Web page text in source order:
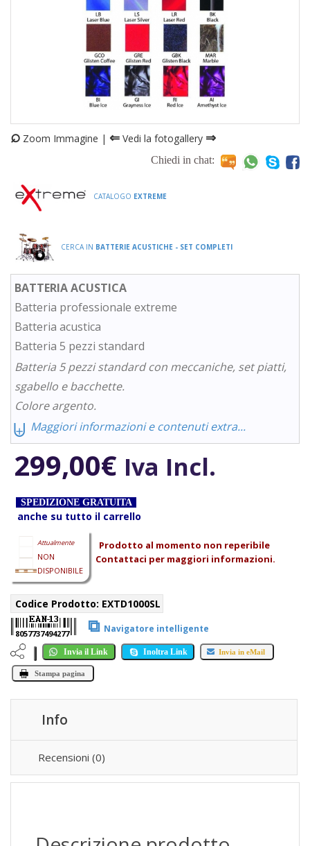
⌕ Zoom Immagine | ⇐ Vedi la fotogallery ⇒
Chiedi in chat:
CATALOGO EXTREME
CERCA IN BATTERIE ACUSTICHE - SET COMPLETI
BATTERIA ACUSTICA
Batteria professionale extreme
Batteria acustica
Batteria 5 pezzi standard
Batteria 5 pezzi standard con meccaniche, set piatti,
sgabello e bacchette.
Colore argento.
⨄ Maggiori informazioni e contenuti extra...
299,00€ Iva Incl.
SPEDIZIONE GRATUITA
anche su tutto il carrello
Attualmente
NON
DISPONIBILE
Prodotto al momento non reperibile
Contattaci per maggiori informazioni.
Codice Prodotto: EXTD1000SL
8057737494277 ⧉ Navigatore intelligente
Invia il Link Inoltra Link Invia in eMail
Stampa pagina
Info
Recensioni (0)